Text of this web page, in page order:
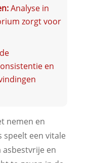
Analyse in
zorgt voor
en
nemen en
een vitale
en